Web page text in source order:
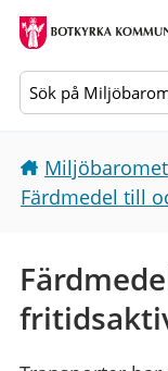
Gå direkt till
Färdmedel till